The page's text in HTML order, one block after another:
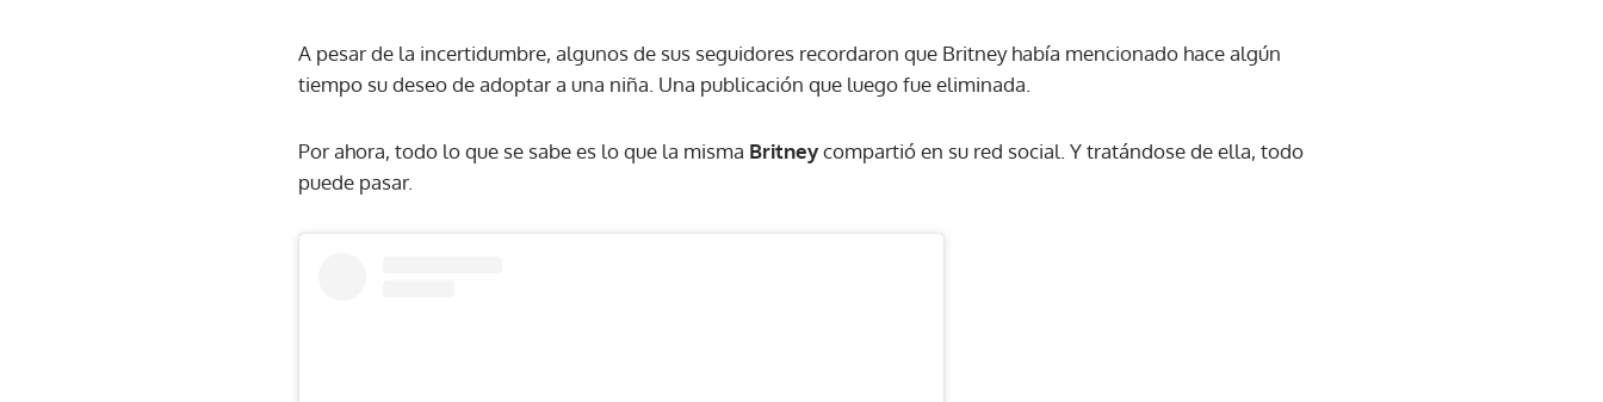
A pesar de la incertidumbre, algunos de sus seguidores recordaron que Britney había mencionado hace algún
tiempo su deseo de adoptar a una niña. Una publicación que luego fue eliminada.
Por ahora, todo lo que se sabe es lo que la misma Britneycompartió en su red social. Y tratándose de ella, todo
puede pasar.